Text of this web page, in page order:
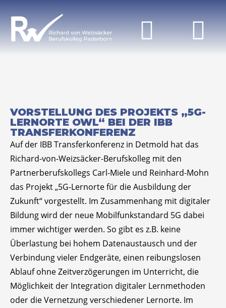
VORSTELLUNG DES PROJEKTS „5G-
LERNORTE OWL“ BEI DER IBB
TRANSFERKONFERENZ
Auf der IBB Transferkonferenz in Detmold hat das
Richard-von-Weizsäcker-Berufskolleg mit den
Partnerberufskollegs Carl-Miele und Reinhard-Mohn
das Projekt „5G-Lernorte für die Ausbildung der
Zukunft“ vorgestellt. Im Zusammenhang mit digitaler
Bildung wird der neue Mobilfunkstandard 5G dabei
immer wichtiger werden. So gibt es z.B. keine
Überlastung bei hohem Datenaustausch und der
Verbindung vieler Endgeräte, einen reibungslosen
Ablauf ohne Zeitverzögerungen im Unterricht, die
Möglichkeit der Integration digitaler Lernmethoden
oder die Vernetzung verschiedener Lernorte. Im